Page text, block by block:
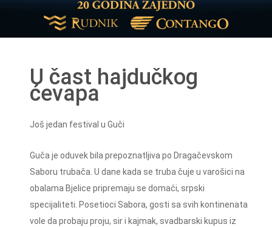
U čast hajdučkog
ćevapa
Još jedan festival u Guči
Guča je oduvek bila prepoznatljiva po Dragačevskom
Saboru trubača. U dane kada se truba čuje u varošici na
obalama Bjelice pripremaju se domaći, srpski
specijaliteti. Posetioci Sabora, gosti sa svih kontinenata
vole da probaju proju, sir i kajmak, svadbarski kupus iz